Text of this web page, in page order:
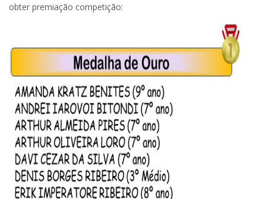
obter premiação competição: